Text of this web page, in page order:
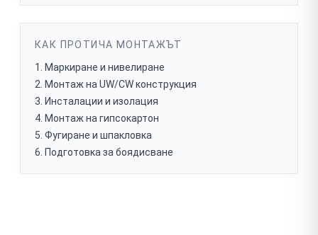
КАК ПРОТИЧА МОНТАЖЪТ
Маркиране и нивелиране
Монтаж на UW/CW конструкция
Инсталации и изолация
Монтаж на гипсокартон
Фугиране и шпакловка
Подготовка за боядисване